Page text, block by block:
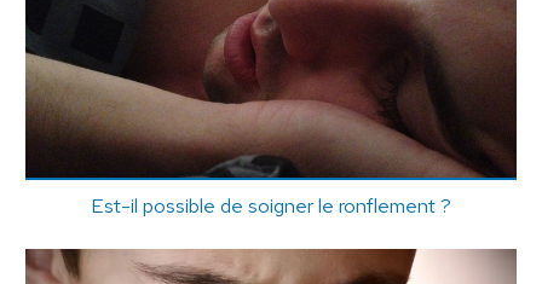
Est-il possible de soigner le ronflement ?